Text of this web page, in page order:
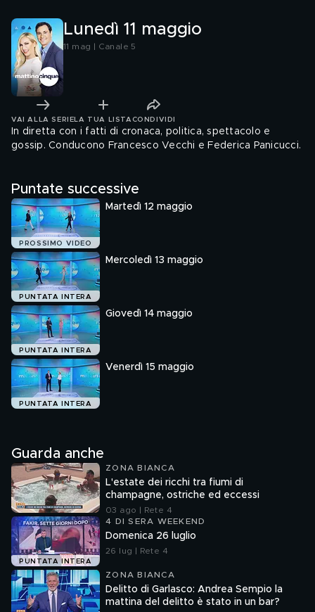
Lunedì 11 maggio
11 mag | Canale 5
VAI ALLA SERIE LA TUA LISTA CONDIVIDI
In diretta con i fatti di cronaca, politica, spettacolo e
gossip. Conducono Francesco Vecchi e Federica Panicucci.
Puntate successive
PROSSIMO VIDEO
Martedì 12 maggio
PUNTATA INTERA
Mercoledì 13 maggio
PUNTATA INTERA
Giovedì 14 maggio
PUNTATA INTERA
Venerdì 15 maggio
Guarda anche
ZONA BIANCA
L'estate dei ricchi tra fiumi di
champagne, ostriche ed eccessi
03 ago | Rete 4
PUNTATA INTERA
4 DI SERA WEEKEND
Domenica 26 luglio
26 lug | Rete 4
ZONA BIANCA
Delitto di Garlasco: Andrea Sempio la
mattina del delitto è stato in un bar?